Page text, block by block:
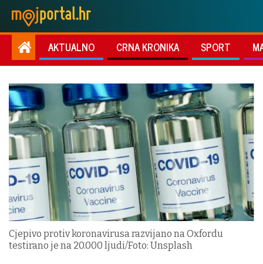
AKTUALNO CRNA KRONIKA SPORT
Cjepivo protiv koronavirusa razvijano na Oxfordu
testirano je na 20.000 ljudi/Foto: Unsplash